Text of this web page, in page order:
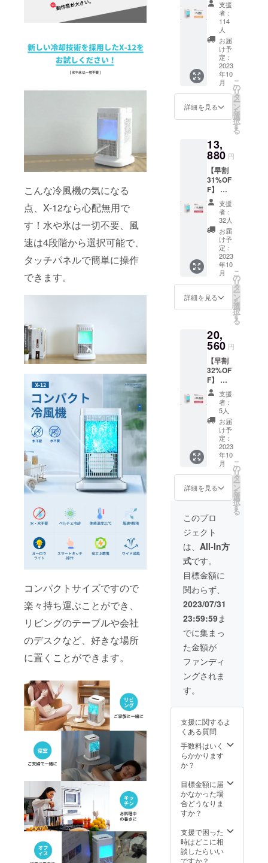
こんな冷風機の気になる
点、X-12なら心配無用で
す！水や氷は一切不要、風
速は4段階から選択可能で、
タッチパネルで簡単に操作
できます。
コンパクトサイズですので
楽々持ち運ぶことができ、
リビングのテーブルや会社
のデスクなど、好きな場所
に置くことができます。
お問合せ
メールアド
rstrade.jp@g
mail.com
ト冷風
機X-
12×1 一
般予定
販売価
格:10,0
90円
（税
込） ※
送料無
料（日
物： ・
コンパ
風機X-
12本体
×1 ・電
源ケー
ブル×1
・日本
語説明
書×1
支援
者：
114
人
お届
け予
定：
2023
年10
月
詳細を見る
こ
の
リ
タ
ー
ン
を
選
択
す
る
13,
880 円
【早割
31%OF
F】 コ
ンパク
ト冷風
機X-
12×2 一
般予定
販売価
格:20,1
80円
（税
込） ※
送料無
料（日
内容
物： ・
コンパ
クト冷
風機X-
12本体
×2 ・電
源ケー
ブル×2
・日本
語説明
書×2
支援
者：
32人
お届
け予
定：
2023
年10
月
詳細を見る
こ
の
リ
タ
ー
ン
を
選
択
す
る
20,
560 円
【早割
32%OF
F】 コ
ンパク
ト冷風
機X-
12×2 一
般予定
販売価
格:30,2
70円
（税
込） ※
送料無
料（日
限定）
内容
物： ・
コンパ
クト冷
風機X-
12本体
×3 ・電
源ケー
ブル×3
・日本
語説明
書×3
支援
者：
5人
お届
け予
定：
2023
年10
月
詳細を見る
こ
の
リ
タ
ー
ン
を
選
択
す
る
このプロ
ジェクト
は、 All-In方
式です。
目標金額に
関わらず、
2023/07/31
23:59:59ま
でに集まっ
た金額が
ファンディ
ングされま
す。
支援に関するよ
くある質問
手数料はいく
らかかります
か？
目標金額に届
かなかった場
合どうなりま
すか？
支援で困った
時はどこに相
談したらいい
ですか？